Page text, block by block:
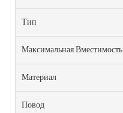
Тип
Максимальная Вместимость
Материал
Повод